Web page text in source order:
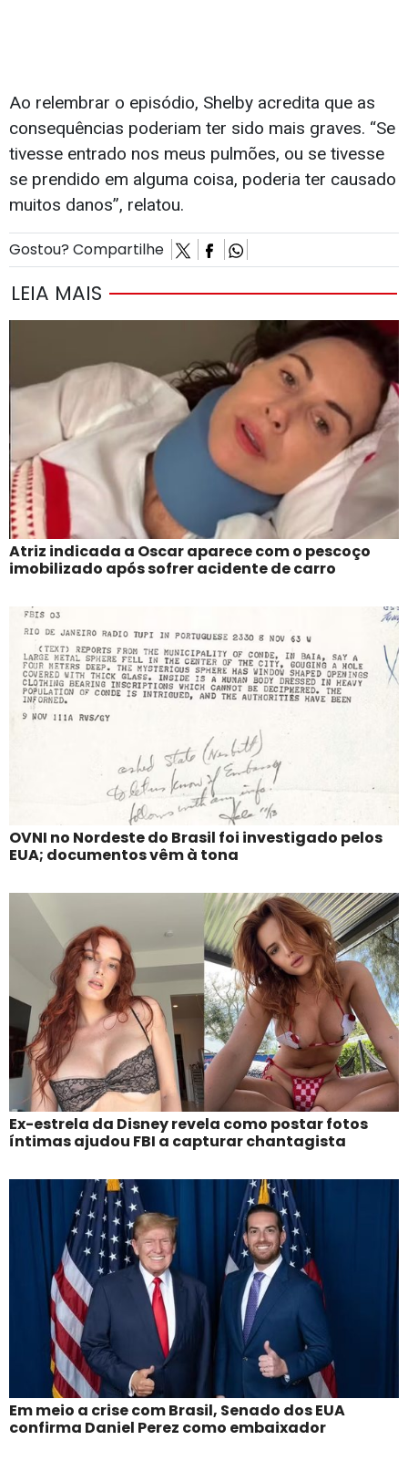
Ao relembrar o episódio, Shelby acredita que as
consequências poderiam ter sido mais graves. “Se
tivesse entrado nos meus pulmões, ou se tivesse
se prendido em alguma coisa, poderia ter causado
muitos danos”, relatou.
Gostou? Compartilhe
LEIA MAIS
Atriz indicada a Oscar aparece com o pescoço
imobilizado após sofrer acidente de carro
OVNI no Nordeste do Brasil foi investigado pelos
EUA; documentos vêm à tona
Ex-estrela da Disney revela como postar fotos
íntimas ajudou FBI a capturar chantagista
Em meio a crise com Brasil, Senado dos EUA
confirma Daniel Perez como embaixador